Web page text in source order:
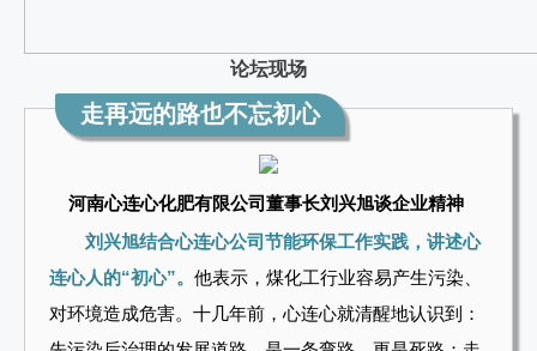
论坛现场
走再远的路也不忘初心
河南心连心化肥有限公司董事长刘兴旭谈企业精神
刘兴旭结合心连心公司节能环保工作实践，讲述心
连心人的“初心”。 他表示，煤化工行业容易产生污染、
对环境造成危害。十几年前，心连心就清醒地认识到：